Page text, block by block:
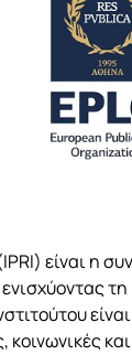
είναι